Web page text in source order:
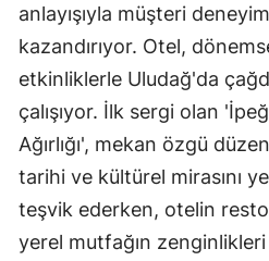
anlayışıyla müşteri
kazandırıyor. Otel,
etkinliklerle Uludağ'da
çalışıyor. İlk sergi olan
Ağırlığı', mekan özgü
tarihi ve kültürel mirasını
teşvik ederken, otelin
yerel mutfağın